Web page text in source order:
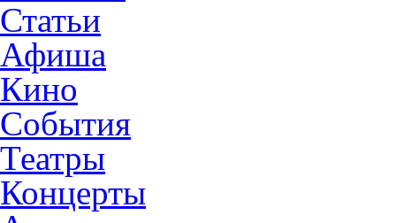
Статьи
Афиша
Кино
События
Театры
Концерты